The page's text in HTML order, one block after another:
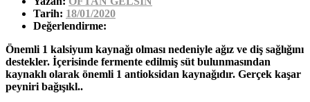
Tarih: 18/01/2020
Değerlendirme:
Önemli 1 kalsiyum kaynağı olması nedeniyle ağız ve diş sağlığını
destekler. İçerisinde fermente edilmiş süt bulunmasından
kaynaklı olarak önemli 1 antioksidan kaynağıdır. Gerçek kaşar
peyniri bağışıkl..